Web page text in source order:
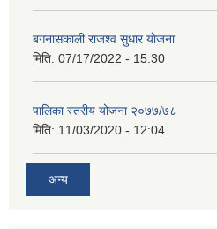
बगनासकाली राजश्व सुधार याेजना
मिति: 07/17/2022 - 15:30
पालिका स्तरीय योजना २०७७/७८
मिति: 11/03/2020 - 12:04
अन्य